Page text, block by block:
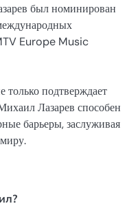
был номинирован
Europe Music
только подтверждает
Лазарев способен
барьеры, заслуживая